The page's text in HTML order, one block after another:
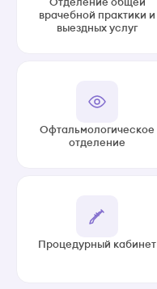
врачебной практики и
выездных услуг
Офтальмологическое
отделение
Процедурный кабинет